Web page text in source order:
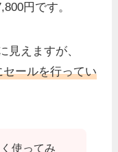
円です。
見えますが、
セールを行ってい
使ってみ